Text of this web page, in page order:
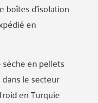
boîtes d'isolation
en
en pellets
le secteur
en Turquie